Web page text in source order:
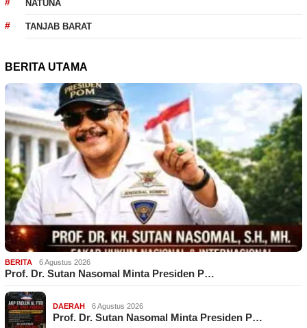
NATUNA
TANJAB BARAT
BERITA UTAMA
BERITA 6 Agustus 2026
Prof. Dr. Sutan Nasomal Minta Presiden P…
DAERAH 6 Agustus 2026
Prof. Dr. Sutan Nasomal Minta Presiden P…